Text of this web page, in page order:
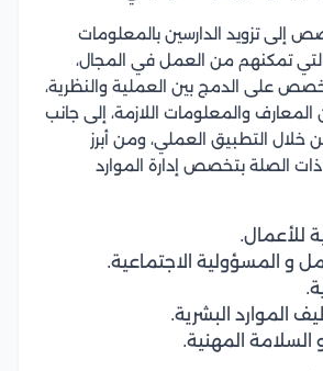
إلى تزويد الدارسين بالمعلومات
التي تمكنهم من العمل في المجال،
على الدمج بين العملية والنظرية،
المعارف والمعلومات اللازمة، إلى جانب
خلال التطبيق العملي، ومن أبرز
ذات الصلة بتخصص إدارة الموارد
للأعمال.
و المسؤولية الاجتماعية.
الموارد البشرية.
السلامة المهنية.